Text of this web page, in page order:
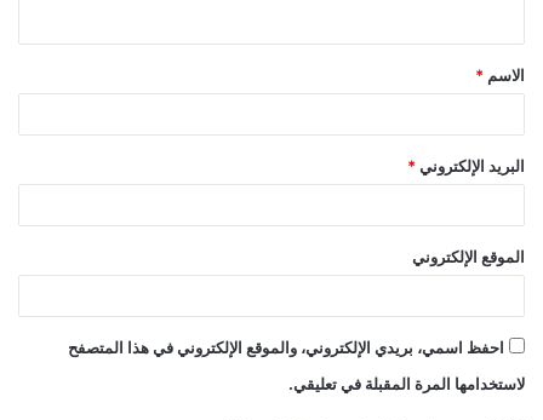
ق
*
الاسم *
البريد الإلكتروني *
الموقع الإلكتروني
احفظ اسمي، بريدي الإلكتروني، والموقع الإلكتروني في هذا المتصفح
لاستخدامها المرة المقبلة في تعليقي.